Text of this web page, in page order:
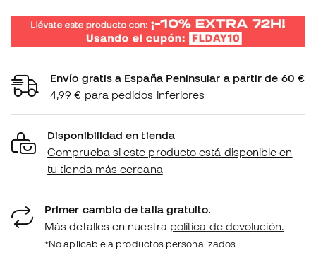
Envío gratis a España Peninsular a partir de 60 €
4,99 € para pedidos inferiores
Disponibilidad en tienda
Comprueba si este producto está disponible en
tu tienda más cercana
Primer cambio de talla gratuito.
Más detalles en nuestra política de devolución.
*No aplicable a productos personalizados.